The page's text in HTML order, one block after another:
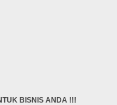
BISNIS ANDA !!!